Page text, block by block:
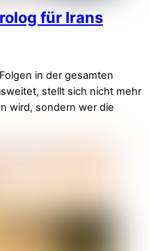
für Irans
in der gesamten
stellt sich nicht mehr
wird, sondern wer die